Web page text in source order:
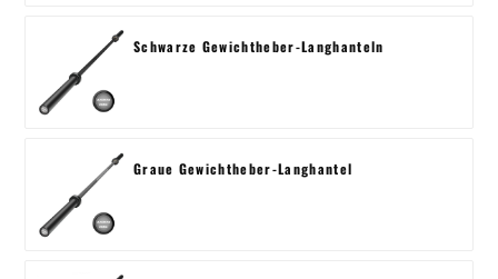
Schwarze Gewichtheber-Langhanteln
Graue Gewichtheber-Langhantel